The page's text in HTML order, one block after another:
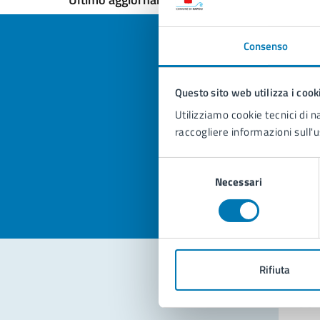
Consenso
Questo sito web utilizza i
Utilizziamo cookie tecnici di
raccogliere informazioni
Necessari
Rifiuta